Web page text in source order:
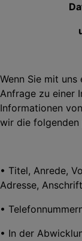
Wenn Sie mit
Anfrage zu einer
Informationen
wir die folgenden
• Titel, Anrede,
Adresse,
•
• In der